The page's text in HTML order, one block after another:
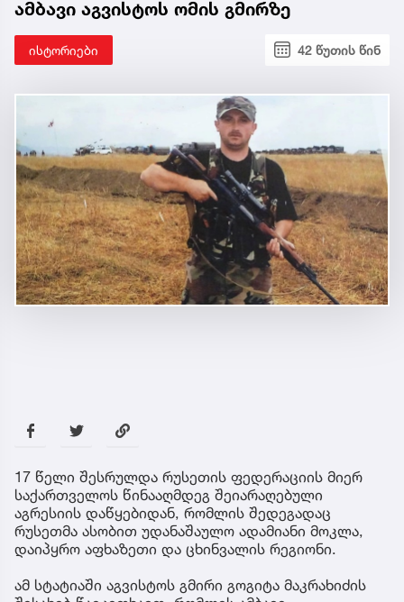
ამბავი აგვისტოს ომის გმირზე
ისტორიები 42 წუთის წინ
17 წელი შესრულდა რუსეთის ფედერაციის მიერ
საქართველოს წინააღმდეგ შეიარაღებული
აგრესიის დაწყებიდან, რომლის შედეგადაც
რუსეთმა ასობით უდანაშაულო ადამიანი მოკლა,
დაიპყრო აფხაზეთი და ცხინვალის რეგიონი.
ამ სტატიაში აგვისტოს გმირი გოგიტა მაკრახიძის